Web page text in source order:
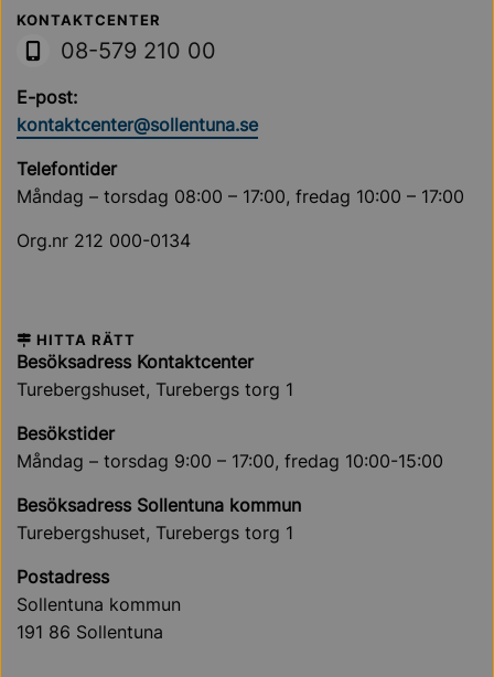
Sollentuna Kommun
KONTAKTCENTER
08-579 210 00
E-post:
kontaktcenter@sollentuna.se
Telefontider
Måndag – torsdag 08:00 – 17:00, fredag 10:00 – 17:00
Org.nr 212 000-0134
HITTA RÄTT
Besöksadress Kontaktcenter
Turebergshuset, Turebergs torg 1
Besökstider
Måndag – torsdag 9:00 – 17:00, fredag 10:00-15:00
Besöksadress Sollentuna kommun
Turebergshuset, Turebergs torg 1
Postadress
Sollentuna kommun
191 86 Sollentuna